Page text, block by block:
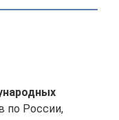
по России,